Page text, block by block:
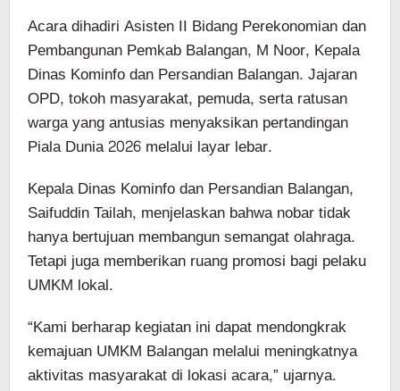
Acara dihadiri Asisten II Bidang Perekonomian dan
Pembangunan Pemkab Balangan, M Noor, Kepala
Dinas Kominfo dan Persandian Balangan. Jajaran
OPD, tokoh masyarakat, pemuda, serta ratusan
warga yang antusias menyaksikan pertandingan
Piala Dunia 2026 melalui layar lebar.
Kepala Dinas Kominfo dan Persandian Balangan,
Saifuddin Tailah, menjelaskan bahwa nobar tidak
hanya bertujuan membangun semangat olahraga.
Tetapi juga memberikan ruang promosi bagi pelaku
UMKM lokal.
“Kami berharap kegiatan ini dapat mendongkrak
kemajuan UMKM Balangan melalui meningkatnya
aktivitas masyarakat di lokasi acara,” ujarnya.